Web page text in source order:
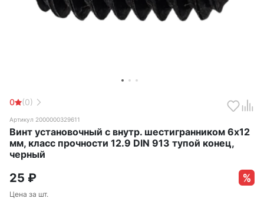
0 (0)
Артикул 2000000329611
Винт установочный с внутр. шестигранником 6х12
мм, класс прочности 12.9 DIN 913 тупой конец,
черный
25 ₽
Цена за шт.